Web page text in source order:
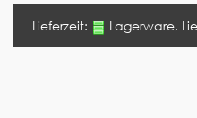
Lieferzeit: Lagerware,